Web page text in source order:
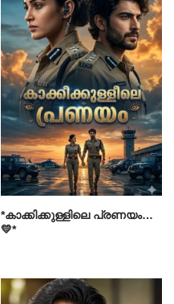
*കാക്കിക്കുള്ളിലെ പ്രണയം…
💛*